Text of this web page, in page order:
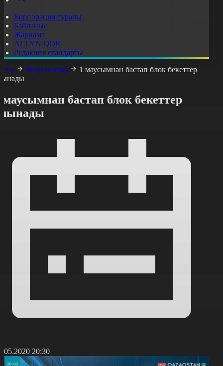
Корпорация туралы
Байланыс
Жарнама
ALTYN QOR
Редакция стандарты
Жаңалықтар
1 маусымнан бастап блок бекеттер
маусымнан бастап блок бекеттер
20:30